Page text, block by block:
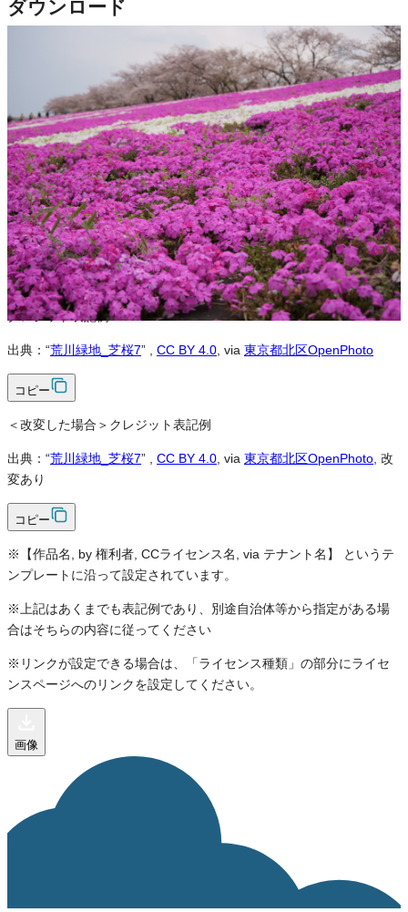
ダウンロード
この画像は、営利・非営利を問わずご利用いただけます。トリミン
グ・色変更などの改変も可能です。クレジット表記は必須です。
※本サイトの利用規約 も適用されます。
営利利用
可
改変
可
クレジット表記
必須
クレジット表記例
出典：“荒川緑地_芝桜7” CC BY 4.0 , via 東京都北区OpenPhoto
コピー
＜改変した場合＞クレジット表記例
出典：“荒川緑地_芝桜7” CC BY 4.0 , via 東京都北区OpenPhoto , 改
変あり
コピー
※【作品名, by 権利者, CCライセンス名, via テナント名】 というテ
ンプレートに沿って設定されています。
※上記はあくまでも表記例であり、別途自治体等から指定がある場
合はそちらの内容に従ってください
※リンクが設定できる場合は、「ライセンス種類」の部分にライセ
ンスページへのリンクを設定してください。
画像